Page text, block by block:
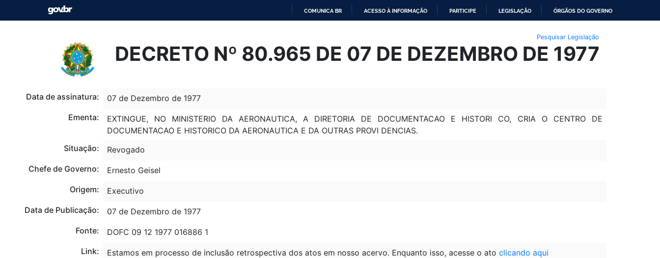
CONTEÚDO
COMUNICA BR ACESSO À INFORMAÇÃO PARTICIPE LEGISLAÇÃO ÓRGÃOS DO GOVERNO
Pesquisar Legislação
DECRETO Nº 80.965 DE 07 DE DEZEMBRO DE 1977
Data de assinatura:
07 de Dezembro de 1977
Ementa:
EXTINGUE, NO MINISTERIO DA AERONAUTICA, A DIRETORIA DE DOCUMENTACAO E HISTORI CO, CRIA O CENTRO DE
DOCUMENTACAO E HISTORICO DA AERONAUTICA E DA OUTRAS PROVI DENCIAS.
Situação:
Revogado
Chefe de Governo:
Ernesto Geisel
Origem:
Executivo
Data de Publicação:
07 de Dezembro de 1977
Fonte:
DOFC 09 12 1977 016886 1
Link:
Estamos em processo de inclusão retrospectiva dos atos em nosso acervo. Enquanto isso, acesse o ato clicando aqui